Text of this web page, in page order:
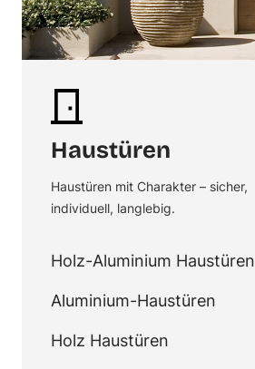
Haustüren
Haustüren mit Charakter – sicher,
individuell, langlebig.
Holz-Aluminium Haustüren
Aluminium-Haustüren
Holz Haustüren